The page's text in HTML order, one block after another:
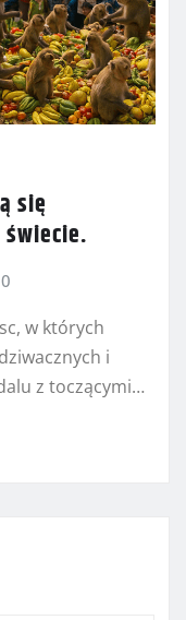
się
0
w których
i
z toczącymi…